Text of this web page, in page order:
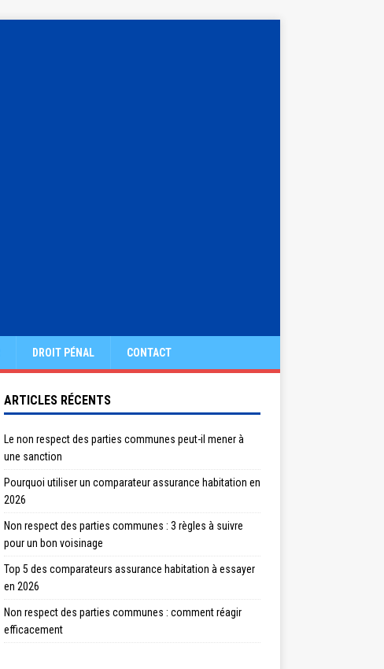
DROIT PÉNAL CONTACT
ARTICLES RÉCENTS
Le non respect des parties communes peut-il mener à
une sanction
Pourquoi utiliser un comparateur assurance habitation en
2026
Non respect des parties communes : 3 règles à suivre
pour un bon voisinage
Top 5 des comparateurs assurance habitation à essayer
en 2026
Non respect des parties communes : comment réagir
efficacement